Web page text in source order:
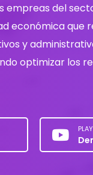
empreas del
económica que
y
optimizar los